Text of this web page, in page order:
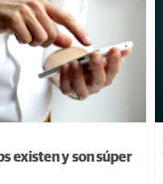
existen y son súper